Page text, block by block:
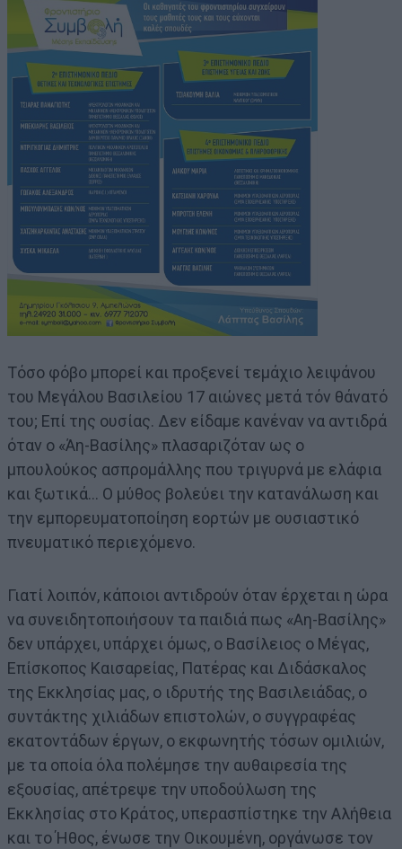
Τόσο φόβο μπορεί και προξενεί τεμάχιο λειψάνου
του Μεγάλου Βασιλείου 17 αιώνες μετά τόν θάνατό
του; Επί της ουσίας. Δεν είδαμε κανέναν να αντιδρά
όταν ο «Άη-Βασίλης» πλασαριζόταν ως ο
μπουλούκος ασπρομάλλης που τριγυρνά με ελάφια
και ξωτικά… Ο μύθος βολεύει την κατανάλωση και
την εμπορευματοποίηση εορτών με ουσιαστικό
πνευματικό περιεχόμενο.
Γιατί λοιπόν, κάποιοι αντιδρούν όταν έρχεται η ώρα
να συνειδητοποιήσουν τα παιδιά πως «Αη-Βασίλης»
δεν υπάρχει, υπάρχει όμως, ο Βασίλειος ο Μέγας,
Επίσκοπος Καισαρείας, Πατέρας και Διδάσκαλος
της Εκκλησίας μας, ο ιδρυτής της Βασιλειάδας, ο
συντάκτης χιλιάδων επιστολών, ο συγγραφέας
εκατοντάδων έργων, ο εκφωνητής τόσων ομιλιών,
με τα οποία όλα πολέμησε την αυθαιρεσία της
εξουσίας, απέτρεψε την υποδούλωση της
Εκκλησίας στο Κράτος, υπερασπίστηκε την Αλήθεια
και το Ήθος, ένωσε την Οικουμένη, οργάνωσε τον